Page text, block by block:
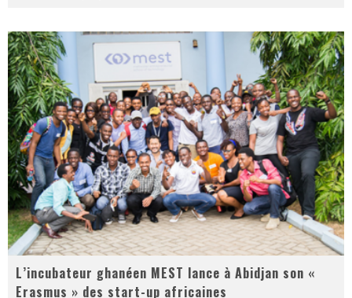
L’incubateur ghanéen MEST lance à Abidjan son «
Erasmus » des start-up africaines